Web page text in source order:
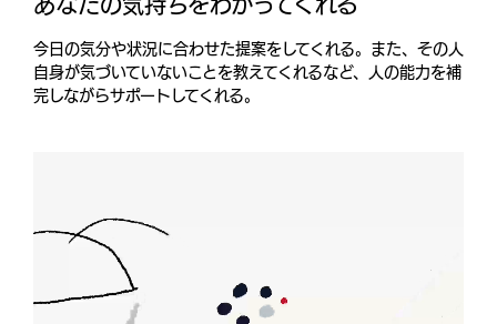
あなたの気持ちをわかってくれる
今日の気分や状況に合わせた提案をしてくれる。また、その人
自身が気づいていないことを教えてくれるなど、人の能力を補
完しながらサポートしてくれる。